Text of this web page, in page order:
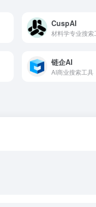
CuspAI
材料学专业搜索
链企AI
AI商业搜索工具